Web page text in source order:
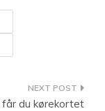
får du kørekortet